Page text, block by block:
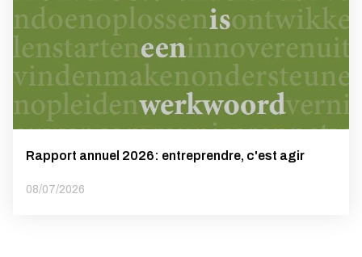
Rapport annuel 2026: entreprendre, c'est agir
08/07/2026